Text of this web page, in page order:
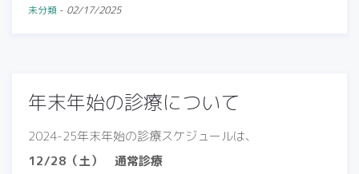
未分類 - 02/17/2025
年末年始の診療について
2024-25年末年始の診療スケジュールは、
12/28（土） 通常診療